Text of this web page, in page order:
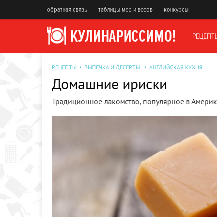
обратная связь таблицы мер и весов конкурсы
РЕЦЕПТЫ ВЫПЕЧКА И ДЕСЕРТЫ АНГЛИЙСКАЯ КУХНЯ
Домашние ириски
Традиционное лакомство, популярное в